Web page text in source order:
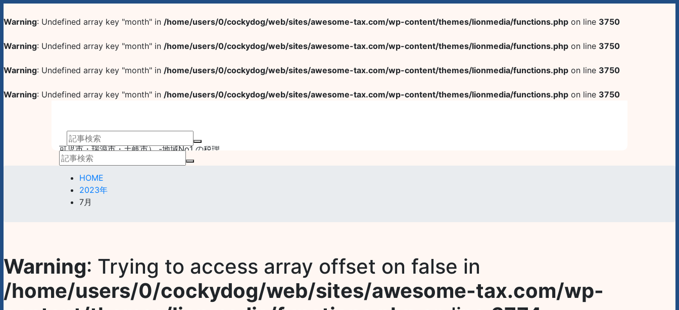
Warning: Undefined array key "month" in /home/users/0/cockydog/web/sites/awesome-tax.com/wp-content/themes/lionmedia/functions.php on line 3750
Warning: Undefined array key "month" in /home/users/0/cockydog/web/sites/awesome-tax.com/wp-content/themes/lionmedia/functions.php on line 3750
Warning: Undefined array key "month" in /home/users/0/cockydog/web/sites/awesome-tax.com/wp-content/themes/lionmedia/functions.php on line 3750
Warning: Undefined array key "month" in /home/users/0/cockydog/web/sites/awesome-tax.com/wp-content/themes/lionmedia/functions.php on line 3750
アーサム税理士法人 AWESOME（多治見市・
可児市・瑞浪市・土岐市） -地域No1 の税理
士法人 アーサム税理士法人 – 会計・税務はも
ちろんのこと、会計専門家を必要とするあら
ゆるシーンで お客様のビジネスを総合的にサ
ポートいたします。 戦略的財務のプロフェッ
業務案内 事務所案内
HOME
2023年
7月
Warning: Trying to access array offset on false in
/home/users/0/cockydog/web/sites/awesome-tax.com/wp-